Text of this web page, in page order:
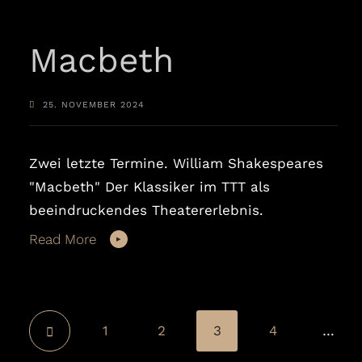
Macbeth
25. NOVEMBER 2024
Zwei letzte Termine. William Shakespeares
"Macbeth" Der Klassiker im TTT als
beeindruckendes Theatererlebnis.
Read More
1 2 3 4 …